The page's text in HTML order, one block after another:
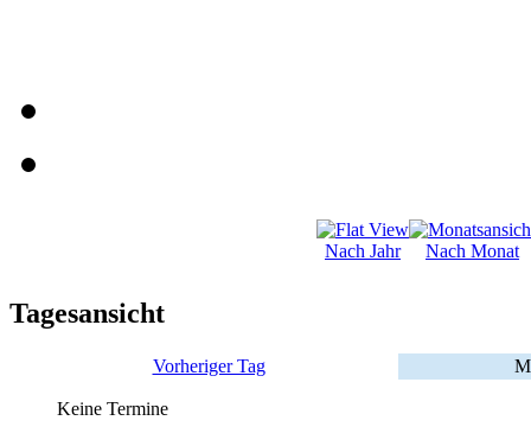
Nach Jahr Nach Monat
Tagesansicht
Vorheriger Tag
Keine Termine